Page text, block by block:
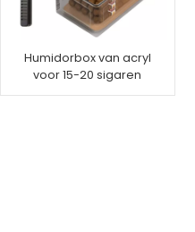
Humidorbox van acryl
voor 15-20 sigaren